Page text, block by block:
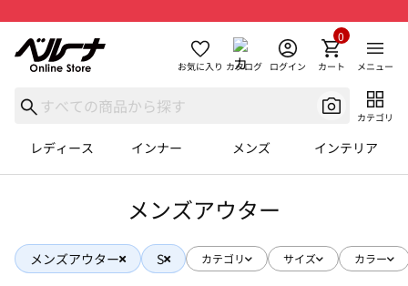
お気に入り カタログ ログイン カート
0
メニュー
カテゴリ
レディース インナー メンズ インテリア
メンズアウター
メンズアウター S カテゴリ サイズ カラー